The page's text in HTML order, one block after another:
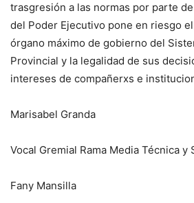
trasgresión a las normas por parte
del Poder Ejecutivo pone en riesgo
órgano máximo de gobierno del
Provincial y la legalidad de sus
intereses de compañerxs e
Marisabel Granda
Vocal Gremial Rama Media Técnica y
Fany Mansilla